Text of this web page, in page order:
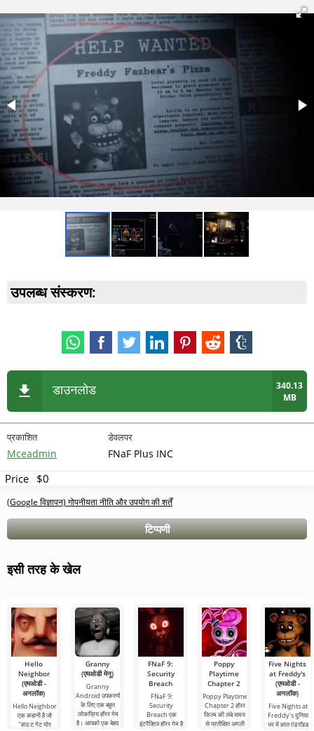
उपलब्ध संस्करण:
डाउनलोड
340.13
MB
प्रकाशित
Mceadmin
डेवलपर
FNaF Plus INC
Price $0
(Google विज्ञापन) गोपनीयता नीति और उपयोग की शर्तें
टिप्पणी
इसी तरह के खेल
Hello
Neighbor
(एमओडी -
अनलॉक)
Hello Neighbor
एक कहानी है जो
"हाउ टू गेट योर
Granny
(एमओडी मेनू)
Granny
Android उपकरणों
के लिए एक बहुत
लोकप्रिय हॉरर गेम
है। आपको एक बेहद
FNaF 9:
Security
Breach
FNaF 9:
Security
Breach एक
इंटरैक्टिव हॉरर गेम है
Poppy
Playtime
Chapter 2
Poppy Playtime
Chapter 2 हॉरर
फिल्म की लंबे समय
से प्रतीक्षित अगली
Five Nights
at Freddy's
(एमओडी -
अनलॉक)
Five Nights at
Freddy's दुनिया
भर में ज्ञात एंड्रॉइड